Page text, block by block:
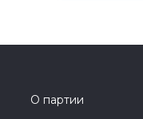
О партии